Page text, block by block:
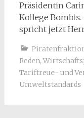
Präsidentin
Kollege
spricht jetzt Herr
Reden,
Tariftreue- und
Umweltstandards